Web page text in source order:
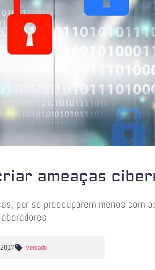
ameaças
por se preocuparem menos com
Mercado